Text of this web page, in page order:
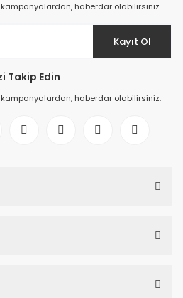
haberdar olabilirsiniz.
Kayıt Ol
Takip Edin
haberdar olabilirsiniz.